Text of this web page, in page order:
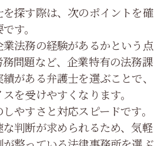
探す際は、次のポイントを確
す。
法務の経験があるかという点
問題など、企業特有の法務課
がある弁護士を選ぶことで、
を受けやすくなります。
やすさと対応スピードです。
判断が求められるため、気軽